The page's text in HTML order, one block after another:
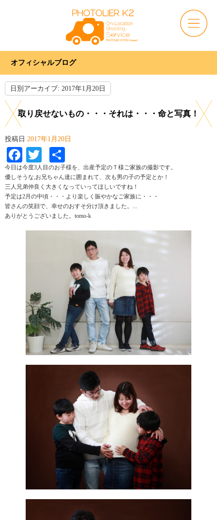
オフィシャルブログ
日別アーカイブ: 2017年1月20日
取り戻せないもの・・・それは・・・命と写真！
投稿日 2017年1月20日
Facebook
Twitter
有
今日は今度3人目のお子様を、出産予定のＴ様ご家族の撮影です。
優しそうな,お兄ちゃん達に囲まれて、次も男の子の予定とか！
三人兄弟仲良く大きくなっていってほしいですね！
予定は2月の中頃・・・より楽しく賑やかなご家族に・・・
皆さんの笑顔で、幸せのおすそ分け頂きました。...
ありがとうございました。tomo-k